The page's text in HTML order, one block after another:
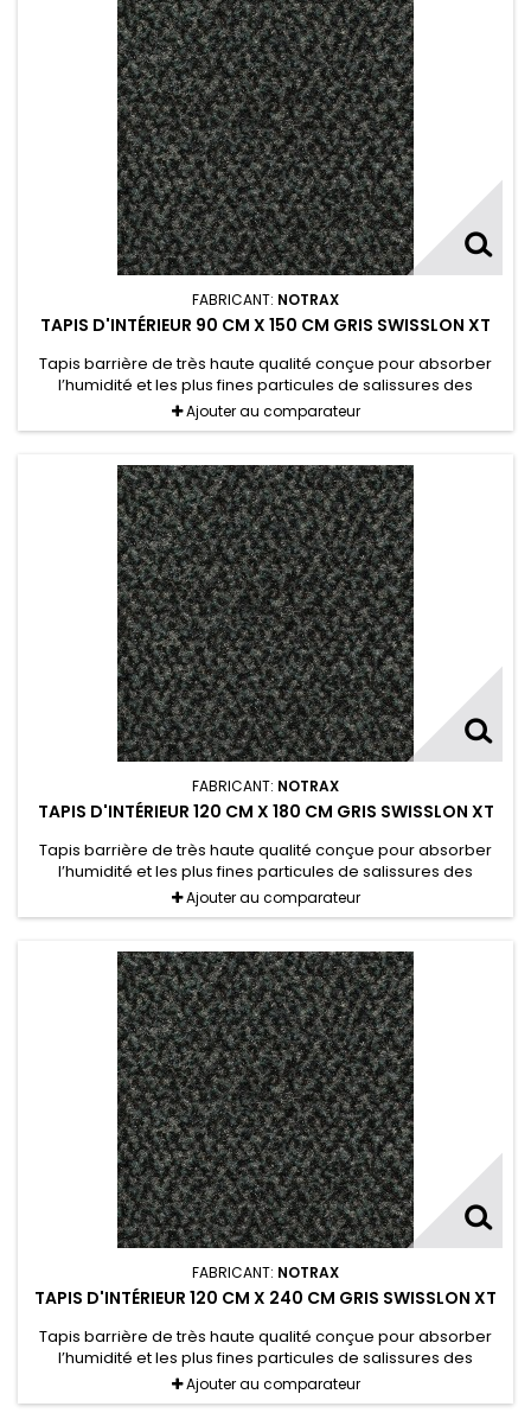
FABRICANT: NOTRAX
TAPIS D'INTÉRIEUR 90 CM X 150 CM GRIS SWISSLON XT
Tapis barrière de très haute qualité conçue pour absorber
l’humidité et les plus fines particules de salissures des
chaussures.
Ajouter au comparateur
FABRICANT: NOTRAX
TAPIS D'INTÉRIEUR 120 CM X 180 CM GRIS SWISSLON XT
Tapis barrière de très haute qualité conçue pour absorber
l’humidité et les plus fines particules de salissures des
chaussures.
Ajouter au comparateur
FABRICANT: NOTRAX
TAPIS D'INTÉRIEUR 120 CM X 240 CM GRIS SWISSLON XT
Tapis barrière de très haute qualité conçue pour absorber
l’humidité et les plus fines particules de salissures des
chaussures. Il est destiné aux larges entrées, y compris pour
les installations de mur-à-mur.
Ajouter au comparateur